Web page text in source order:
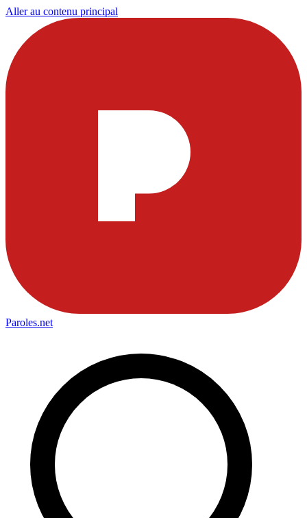
Aller au contenu principal
Paroles.net